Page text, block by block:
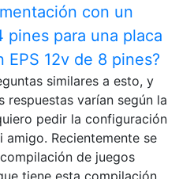
con un
pines para una placa
EPS 12v de 8 pines?
similares a esto, y
respuestas varían según la
pedir la configuración
amigo. Recientemente se
de juegos
tiene esta compilación